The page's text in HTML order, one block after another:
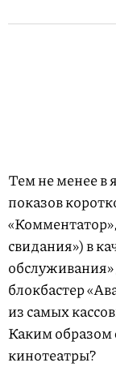
Тем не менее в
показов
свидания») в
блокбастер
из самых
Каким образом
кинотеатры?